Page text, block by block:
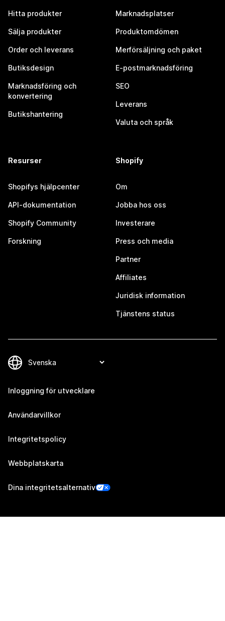
Hitta produkter
Sälja produkter
Order och leverans
Butiksdesign
Marknadsföring och
konvertering
Butikshantering
Marknadsplatser
Produktomdömen
Merförsäljning och paket
E-postmarknadsföring
SEO
Leverans
Valuta och språk
Resurser
Shopifys hjälpcenter
API-dokumentation
Shopify Community
Forskning
Shopify
Om
Jobba hos oss
Investerare
Press och media
Partner
Affiliates
Juridisk information
Tjänstens status
Inloggning för utvecklare
Användarvillkor
Integritetspolicy
Webbplatskarta
Dina integritetsalternativ